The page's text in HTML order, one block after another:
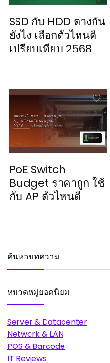
SSD กับ HDD ต่างกัน
ยังไง เลือกตัวไหนดี
เปรียบเทียบ 2568
PoE Switch
Budget ราคาถูก ใช้
กับ AP ตัวไหนดี
ค้นหาบทความ
หมวดหมู่ยอดนิยม
Server & Datacenter
Network & LAN
POS & Barcode
IT Reviews